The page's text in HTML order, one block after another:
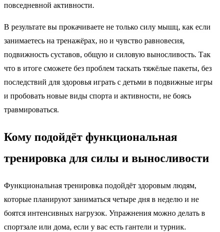
повседневной активности.
В результате вы прокачиваете не только силу мышц, как если
занимаетесь на тренажёрах, но и чувство равновесия,
подвижность суставов, общую и силовую выносливость. Так
что в итоге сможете без проблем таскать тяжёлые пакеты, без
последствий для здоровья играть с детьми в подвижные игры
и пробовать новые виды спорта и активности, не боясь
травмироваться.
Кому подойдёт функциональная
тренировка для силы и выносливости
Функциональная тренировка подойдёт здоровым людям,
которые планируют заниматься четыре дня в неделю и не
боятся интенсивных нагрузок. Упражнения можно делать в
спортзале или дома, если у вас есть гантели и турник.